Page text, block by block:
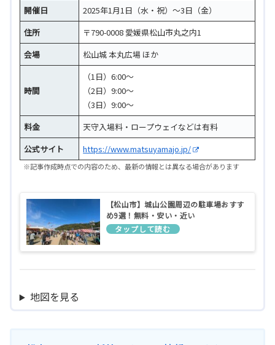
開催日
2025年1月1日（水・祝）～3日（金）
住所
〒790-0008 愛媛県松山市丸之内1
会場
松山城 本丸広場 ほか
時間
（1日）6:00～
（2日）9:00～
（3日）9:00～
料金
天守入場料・ロープウェイなどは有料
公式サイト
https://www.matsuyamajo.jp/
※記事作成時点での内容のため、最新の情報とは異なる場合があります
【松山市】城山公園周辺の駐車場おすす
め9選！無料・安い・近い
地図を見る